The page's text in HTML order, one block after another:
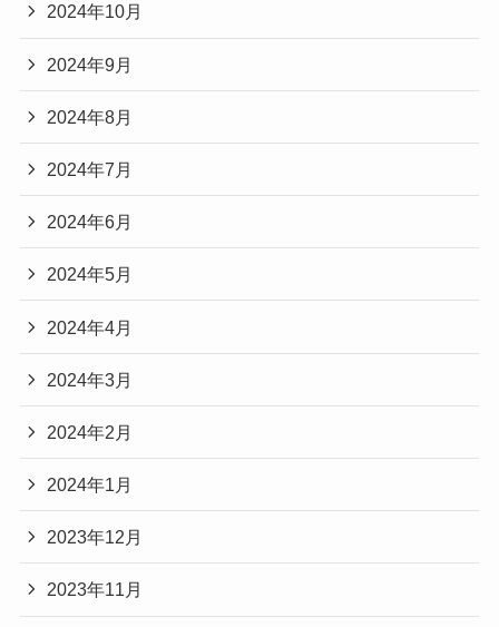
2024年10月
2024年9月
2024年8月
2024年7月
2024年6月
2024年5月
2024年4月
2024年3月
2024年2月
2024年1月
2023年12月
2023年11月